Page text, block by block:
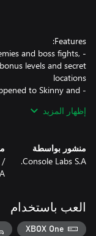
and boss fights,
levels and secret
to Skinny and
إظهار المزيد
منشور بواسطة
Console Labs S.A.
/
العب باستخدام
XBOX One